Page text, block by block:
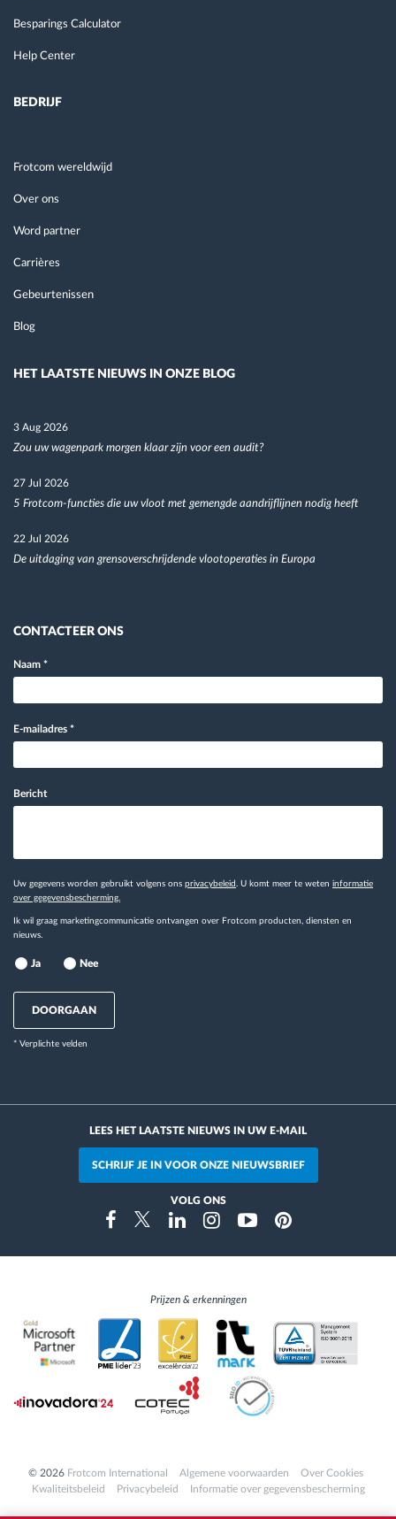
Besparings Calculator
Help Center
BEDRIJF
Frotcom wereldwijd
Over ons
Word partner
Carrières
Gebeurtenissen
Blog
HET LAATSTE NIEUWS IN ONZE BLOG
3 Aug 2026
Zou uw wagenpark morgen klaar zijn voor een audit?
27 Jul 2026
5 Frotcom-functies die uw vloot met gemengde aandrijflijnen nodig heeft
22 Jul 2026
De uitdaging van grensoverschrijdende vlootoperaties in Europa
CONTACTEER ONS
Naam *
E-mailadres *
Bericht
Uw gegevens worden gebruikt volgens ons privacybeleid . U komt meer te weten informatie
over gegevensbescherming.
Ik wil graag marketingcommunicatie ontvangen over Frotcom producten, diensten en
nieuws.
Ja Nee
DOORGAAN
* Verplichte velden
LEES HET LAATSTE NIEUWS IN UW E-MAIL
SCHRIJF JE IN VOOR ONZE NIEUWSBRIEF
VOLG ONS
FacebookTwitterLinkedinInstragramYoutubePinterest
Prijzen & erkenningen
© 2026 Frotcom International Algemene voorwaarden
Over Cookies
Kwaliteitsbeleid
Privacybeleid Informatie over gegevensbescherming